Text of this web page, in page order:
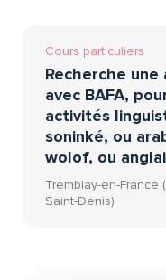
Cours particuliers
Recherche une
avec BAFA,
activités
soninké, ou
wolof, ou
Tremblay-en-France
Saint-Denis)